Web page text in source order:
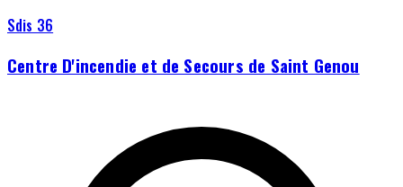
Sdis 36
Centre D'incendie et de Secours de Saint Genou